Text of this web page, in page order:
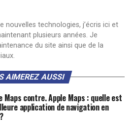
nouvelles technologies, j’écris ici et
plusieurs années. Je
du site ainsi que de la
AIMEREZ AUSSI
Maps contre. Apple Maps : quelle est
application de navigation en